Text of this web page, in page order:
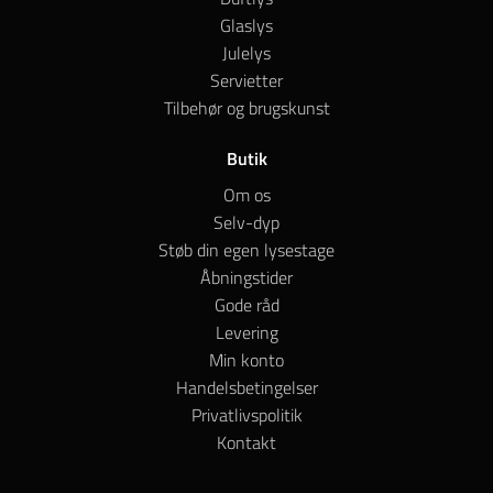
Glaslys
Julelys
Servietter
Tilbehør og brugskunst
Butik
Om os
Selv-dyp
Støb din egen lysestage
Åbningstider
Gode råd
Levering
Min konto
Handelsbetingelser
Privatlivspolitik
Kontakt